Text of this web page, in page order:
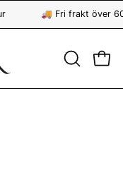
🚚 Fri frakt över
ÖPPNA